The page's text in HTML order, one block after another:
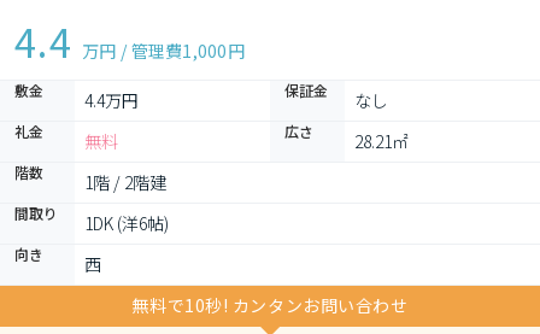
4.4 万円 / 管理費1,000円
敷金 4.4万円 保証金 なし
礼金 無料 広さ 28.21㎡
階数 1階 / 2階建
間取り 1DK (洋6帖)
向き
西
無料で10秒! カンタンお問い合わせ